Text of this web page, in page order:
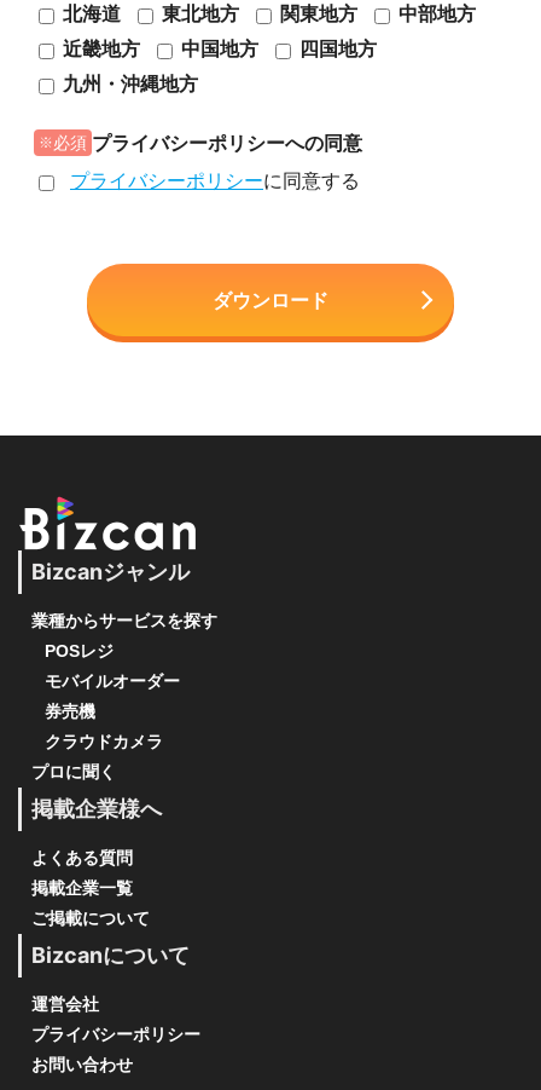
北海道
東北地方 関東地方
中部地方
近畿地方
中国地方
四国地方
九州・沖縄地方
必須 プライバシーポリシーへの同意
プライバシーポリシーに同意する
Bizcanジャンル
業種からサービスを探す
POSレジ
モバイルオーダー
券売機
クラウドカメラ
プロに聞く
掲載企業様へ
よくある質問
掲載企業一覧
ご掲載について
Bizcanについて
運営会社
プライバシーポリシー
お問い合わせ